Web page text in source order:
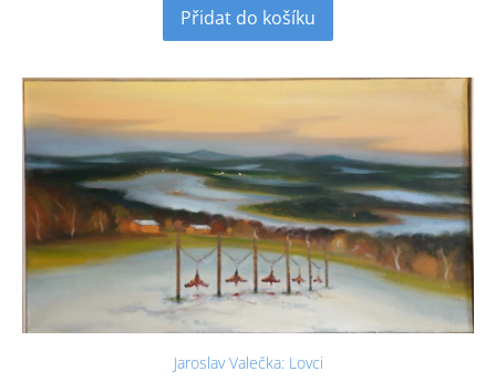
Přidat do košíku
Jaroslav Valečka: Lovci